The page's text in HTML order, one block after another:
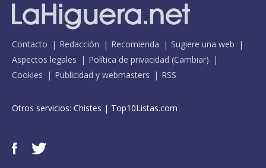
Contacto Redacción Recomienda
Sugiere una web
Aspectos legales
Política de privacidad (Cambiar)
Cookies
Publicidad y webmasters RSS
Otros servicios: Chistes | Top10Listas.com